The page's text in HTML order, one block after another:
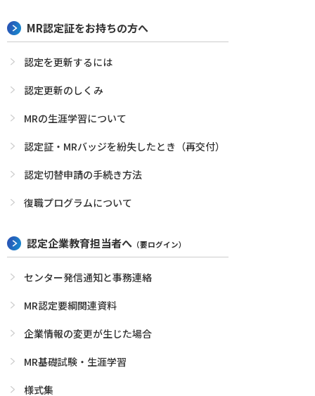
MR認定証をお持ちの方へ
認定を更新するには
認定更新のしくみ
MRの生涯学習について
認定証・MRバッジを紛失したとき（再交付）
認定切替申請の手続き方法
復職プログラムについて
認定企業教育担当者へ （要ログイン）
センター発信通知と事務連絡
MR認定要綱関連資料
企業情報の変更が生じた場合
MR基礎試験・生涯学習
様式集